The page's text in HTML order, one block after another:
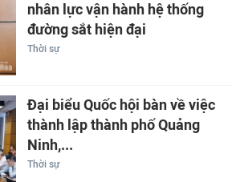
nhân lực vận hành hệ thống
đường sắt hiện đại
Thời sự
Đại biểu Quốc hội bàn về việc
thành lập thành phố Quảng
Ninh,...
Thời sự